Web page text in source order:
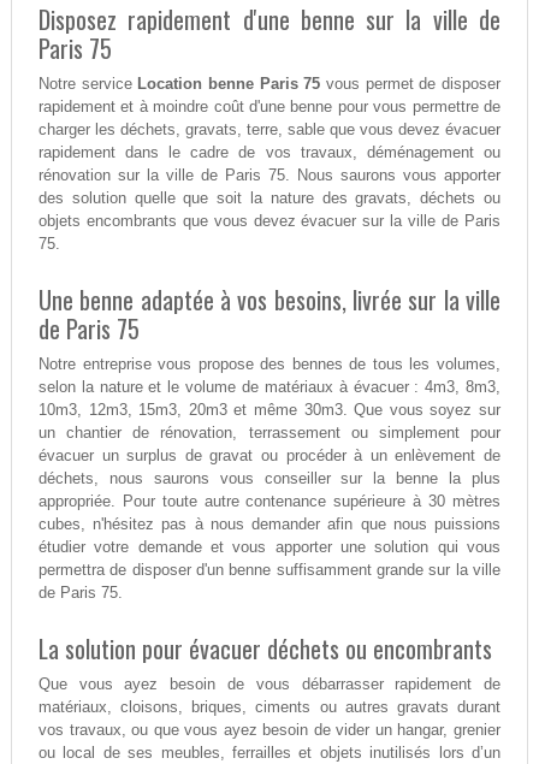
Disposez rapidement d'une benne sur la ville de
Paris 75
Notre service Location benne Paris 75 vous permet de disposer
rapidement et à moindre coût d'une benne pour vous permettre de
charger les déchets, gravats, terre, sable que vous devez évacuer
rapidement dans le cadre de vos travaux, déménagement ou
rénovation sur la ville de Paris 75. Nous saurons vous apporter
des solution quelle que soit la nature des gravats, déchets ou
objets encombrants que vous devez évacuer sur la ville de Paris
75.
Une benne adaptée à vos besoins, livrée sur la ville
de Paris 75
Notre entreprise vous propose des bennes de tous les volumes,
selon la nature et le volume de matériaux à évacuer : 4m3, 8m3,
10m3, 12m3, 15m3, 20m3 et même 30m3. Que vous soyez sur
un chantier de rénovation, terrassement ou simplement pour
évacuer un surplus de gravat ou procéder à un enlèvement de
déchets, nous saurons vous conseiller sur la benne la plus
appropriée. Pour toute autre contenance supérieure à 30 mètres
cubes, n'hésitez pas à nous demander afin que nous puissions
étudier votre demande et vous apporter une solution qui vous
permettra de disposer d'un benne suffisamment grande sur la ville
de Paris 75.
La solution pour évacuer déchets ou encombrants
Que vous ayez besoin de vous débarrasser rapidement de
matériaux, cloisons, briques, ciments ou autres gravats durant
vos travaux, ou que vous ayez besoin de vider un hangar, grenier
ou local de ses meubles, ferrailles et objets inutilisés lors d’un